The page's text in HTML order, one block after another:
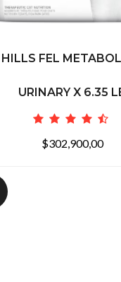
HILLS FEL
URINARY X 6.35
$302,900,00